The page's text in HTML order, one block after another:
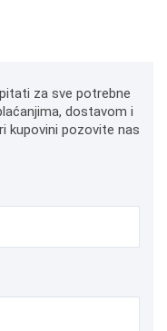
za sve potrebne
dostavom i
kupovini pozovite nas